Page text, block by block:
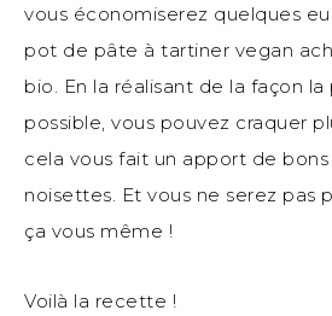
vous économiserez quelques
pot de pâte à tartiner vegan
bio. En la réalisant de la façon la
possible, vous pouvez craquer
cela vous fait un apport de bons
noisettes. Et vous ne serez pas
ça vous même !
Voilà la recette !